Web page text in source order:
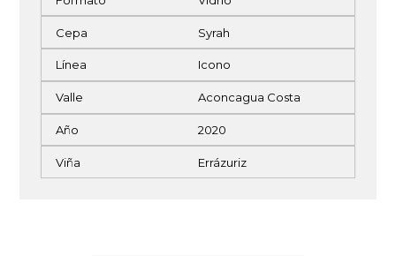
Cepa Syrah
Línea Icono
Valle Aconcagua Costa
Año 2020
Viña Errázuriz